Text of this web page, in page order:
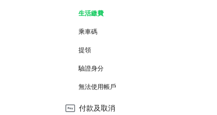
生活繳費
乘車碼
提領
驗證身分
無法使用帳戶
付款及取消